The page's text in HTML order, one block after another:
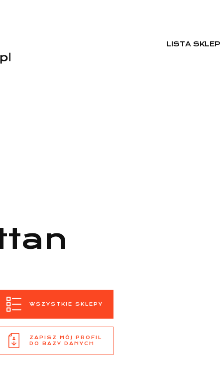
LISTA
WSZYSTKIE SKLEPY
ZAPISZ MÓJ PROFIL
DO BAZY DANYCH